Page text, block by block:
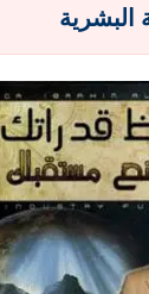
البشرية